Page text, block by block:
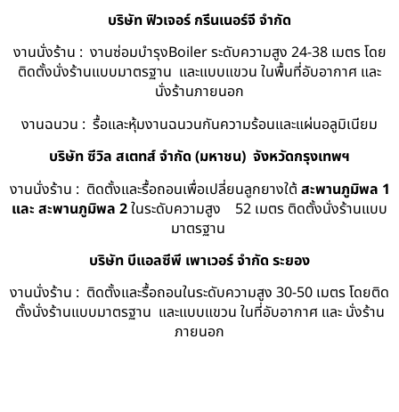
บริษัท ฟิวเจอร์ กรีนเนอร์จี จำกัด
งานนั่งร้าน : งานซ่อมบำรุงBoiler ระดับความสูง 24-38 เมตร โดย
ติดตั้งนั่งร้านแบบมาตรฐาน และแบบแขวน ในพื้นที่อับอากาศ และ
นั่งร้านภายนอก
งานฉนวน : รื้อและหุ้มงานฉนวนกันความร้อนและแผ่นอลูมิเนียม
บริษัท ซีวิล สเตทส์ จำกัด (มหาชน) จังหวัดกรุงเทพฯ
งานนั่งร้าน : ติดตั้งและรื้อถอนเพื่อเปลี่ยนลูกยางใต้ สะพานภูมิพล 1
และ สะพานภูมิพล 2ในระดับความสูง 52 เมตร ติดตั้งนั่งร้านแบบ
มาตรฐาน
บริษัท บีแอลซีพี เพาเวอร์ จำกัด ระยอง
งานนั่งร้าน : ติดตั้งและรื้อถอนในระดับความสูง 30-50 เมตร โดยติด
ตั้งนั่งร้านแบบมาตรฐาน และแบบแขวน ในที่อับอากาศ และ นั่งร้าน
ภายนอก